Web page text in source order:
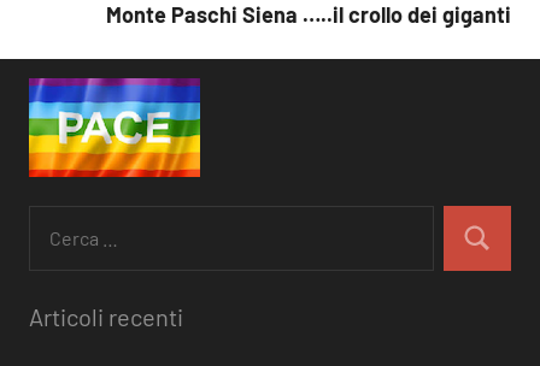
Monte Paschi Siena …..il crollo dei giganti
per:
Cerca
Articoli recenti